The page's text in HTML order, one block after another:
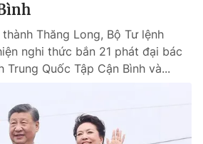
Thăng Long, Bộ Tư lệnh
nghi thức bắn 21 phát đại bác
Quốc Tập Cận Bình và...